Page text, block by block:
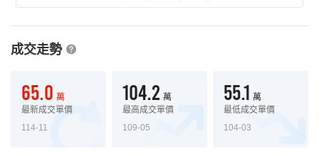
成交走勢
65.0 萬
最新成交單價
114-11
104.2 萬
最高成交單價
109-05
55.1 萬
最低成交單價
104-03